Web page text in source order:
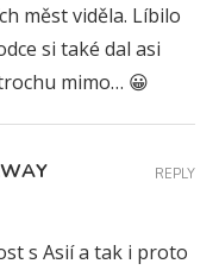
měst viděla. Líbilo
si také dal asi
mimo… 😀
s Asií a tak i proto
REPLY